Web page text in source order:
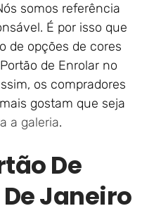
somos referência
É por isso que
de opções de cores
de Enrolar no
os compradores
gostam que seja
a galeria.
De
Janeiro